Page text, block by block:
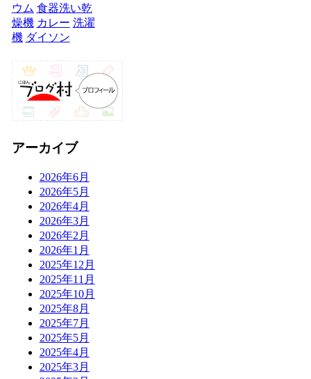
ウム 食器洗い乾
燥機 カレー 洗濯
機 ダイソン
アーカイブ
2026年6月
2026年5月
2026年4月
2026年3月
2026年2月
2026年1月
2025年12月
2025年11月
2025年10月
2025年8月
2025年7月
2025年5月
2025年4月
2025年3月